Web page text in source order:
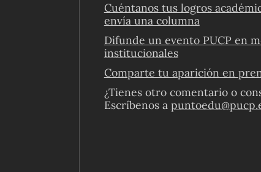
Cuéntanos tus logros
envía una columna
Difunde un evento PUCP en
institucionales
Comparte tu aparición en
¿Tienes otro comentario o
Escríbenos a